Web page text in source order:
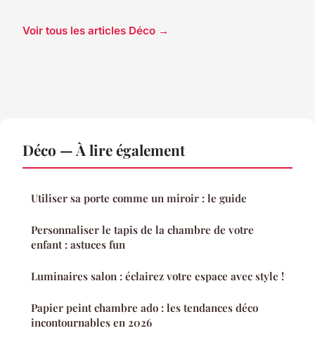
Voir tous les articles Déco →
Déco — À lire également
Utiliser sa porte comme un miroir : le guide
Personnaliser le tapis de la chambre de votre
enfant : astuces fun
Luminaires salon : éclairez votre espace avec style !
Papier peint chambre ado : les tendances déco
incontournables en 2026